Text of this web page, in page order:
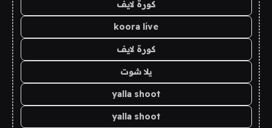
كورة لايف
koora live
كورة لايف
يلا شوت
yalla shoot
yalla shoot